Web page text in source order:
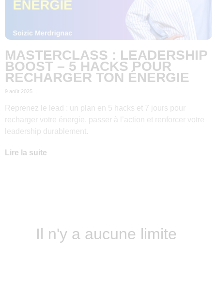
MASTERCLASS : LEADERSHIP
BOOST – 5 HACKS POUR
RECHARGER TON ÉNERGIE
9 août 2025
Reprenez le lead : un plan en 5 hacks et 7 jours pour
recharger votre énergie, passer à l’action et renforcer votre
leadership durablement.
Lire la suite
Il n'y a aucune limite